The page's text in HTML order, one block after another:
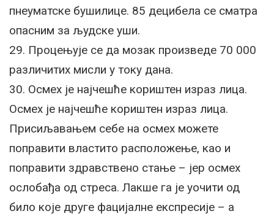
пнеуматске бушилице. 85 децибела се сматра
опасним за људске уши.
29. Процењује се да мозак произведе 70 000
различитих мисли у току дана.
30. Осмех је најчешће кориштен израз лица.
Осмех је најчешће кориштен израз лица.
Присиљавањем себе на осмех можете
поправити властито расположење, као и
поправити здравствено стање – јер осмех
ослобађа од стреса. Лакше га је уочити од
било које друге фацијалне експресије – а